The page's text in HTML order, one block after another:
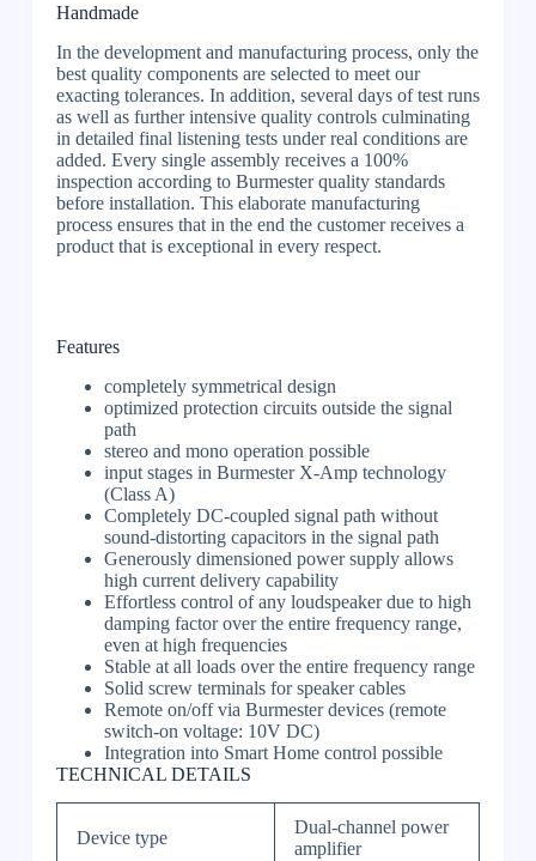
Handmade
In the development and manufacturing process, only the
best quality components are selected to meet our
exacting tolerances. In addition, several days of test runs
as well as further intensive quality controls culminating
in detailed final listening tests under real conditions are
added. Every single assembly receives a 100%
inspection according to Burmester quality standards
before installation. This elaborate manufacturing
process ensures that in the end the customer receives a
product that is exceptional in every respect.
Features
completely symmetrical design
optimized protection circuits outside the signal
path
stereo and mono operation possible
input stages in Burmester X-Amp technology
(Class A)
Completely DC-coupled signal path without
sound-distorting capacitors in the signal path
Generously dimensioned power supply allows
high current delivery capability
Effortless control of any loudspeaker due to high
damping factor over the entire frequency range,
even at high frequencies
Stable at all loads over the entire frequency range
Solid screw terminals for speaker cables
Remote on/off via Burmester devices (remote
switch-on voltage: 10V DC)
Integration into Smart Home control possible
TECHNICAL DETAILS
Device type
Dual-channel power
amplifier